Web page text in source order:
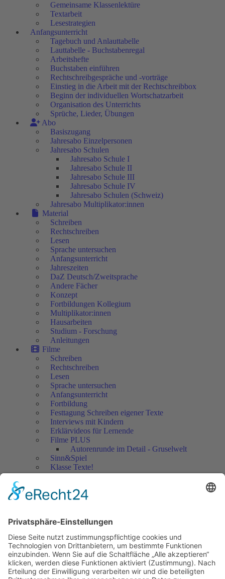
Gemeinsame Klassenlektüre
Textarbeit
Lesestrategien
Anfangsunterricht
Tagebuch und Anlauttabelle
Lauttabelle - Buchstabenregal
Arbeitshefte
Buchstaben einführen
Rechtschreibgespräche und -vorträge
Einstieg in die Arbeit mit der Rechtschreibbox
Beginn der individuellen Wortschatzarbeit
Organisation des Unterrichts
Sprüche, Lieder, Übungen
Abo
Basiszugang
Jahresabo Einzelpersonen
Jahresabo Schulen
Jahresabo Schule I
Jahresabo Schule II
Jahresabo Schule III
Jahresabo Schule IV
Jahresabo Schulen (Schweiz)
Jahresabo Multiplikator:innen
Material
Schreiben
Rechtschreiben
Lesen
Sprache untersuchen
Anfangsunterricht
Jahreszeiten
DaZ Deutsch/Zweitsprache
Andere Fächer
Konzept
Fortbildungen Kollegium
Multiplikator:innen
Hausarbeiten
Studium - Forschung
Anleitungen
Filme
Schreiben
Rechtschreiben
Lesen
Sprache untersuchen
Anfangsunterricht
Fortbildung
Festtagung Schreiben eigener Texte
Interviews mit Kindern
Erklärvideos für Lernende
Filme PLUS
Autorenrunde im Detail - Gruselwelt
Sinn&Spiel
Klasse Texte!
Filmausschnitte Grundschule
Jedes Kind wertschätzen!
Artikel
Artikel 2018
Artikel 2017
Artikel 2016
Artikel 2015
Artikel 2014